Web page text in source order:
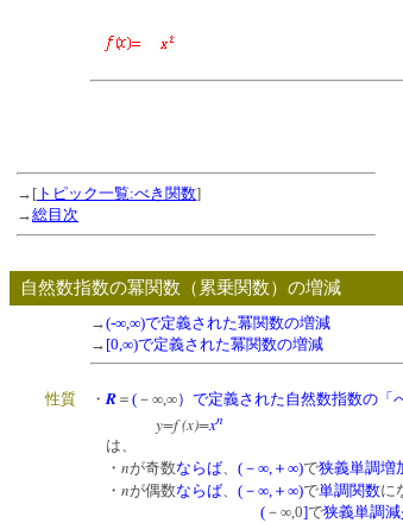
→[ トピック一覧:べき関数]
→総目次
自然数指数の冪関数（累乗関数）の増減
→(-∞,∞)で定義された冪関数の増減
→ [0,∞)で定義された冪関数の増減
性質 ・ R ＝ ( －∞,∞） で定義された自然数指数の「
y=f (x)=xn
は、
・ nが奇数ならば、 (－∞,＋∞)で狭義単調増
・ nが偶数ならば、 (－∞,＋∞)で単調関数に
( －∞,0]で狭義単調